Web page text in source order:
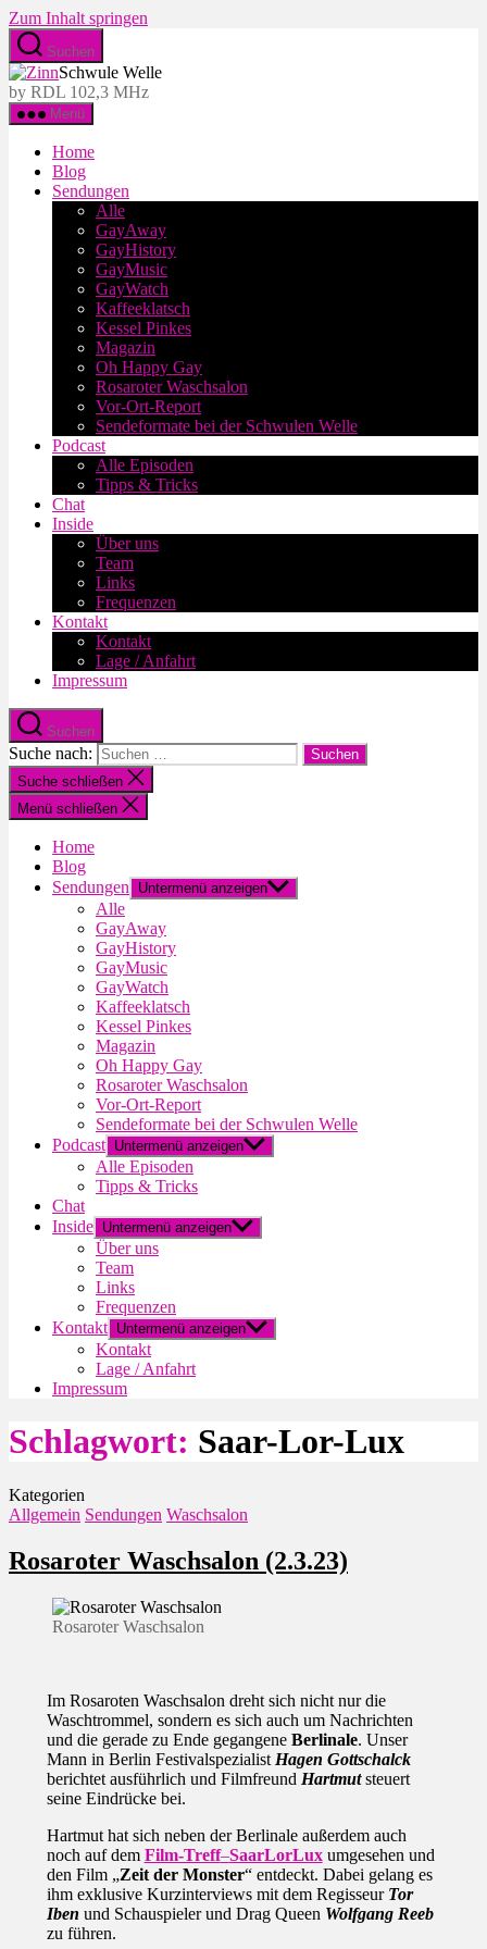
Zum Inhalt springen
Suchen
Schwule Welle
by RDL 102,3 MHz
Menü
Home
Blog
Sendungen
Alle
GayAway
GayHistory
GayMusic
GayWatch
Kaffeeklatsch
Kessel Pinkes
Magazin
Oh Happy Gay
Rosaroter Waschsalon
Vor-Ort-Report
Sendeformate bei der Schwulen Welle
Podcast
Alle Episoden
Tipps & Tricks
Chat
Inside
Über uns
Team
Links
Frequenzen
Kontakt
Kontakt
Lage / Anfahrt
Impressum
Suchen
Suche nach:
Suche schließen
Menü schließen
Home
Blog
Sendungen
Untermenü anzeigen
Alle
GayAway
GayHistory
GayMusic
GayWatch
Kaffeeklatsch
Kessel Pinkes
Magazin
Oh Happy Gay
Rosaroter Waschsalon
Vor-Ort-Report
Sendeformate bei der Schwulen Welle
Podcast Untermenü anzeigen
Alle Episoden
Tipps & Tricks
Chat
Inside Untermenü anzeigen
Über uns
Team
Links
Frequenzen
Kontakt Untermenü anzeigen
Kontakt
Lage / Anfahrt
Impressum
Schlagwort: Saar-Lor-Lux
Kategorien
Allgemein Sendungen Waschsalon
Rosaroter Waschsalon (2.3.23)
Rosaroter Waschsalon
Im Rosaroten Waschsalon dreht sich nicht nur die
Waschtrommel, sondern es sich auch um Nachrichten
und die gerade zu Ende gegangene Berlinale. Unser
Mann in Berlin Festivalspezialist Hagen Gottschalck
berichtet ausführlich und Filmfreund Hartmutsteuert
seine Eindrücke bei.
Hartmut hat sich neben der Berlinale außerdem auch
noch auf dem Film-Treff–SaarLorLuxumgesehen und
den Film „Zeit der Monster“ entdeckt. Dabei gelang es
ihm exklusive Kurzinterviews mit dem Regisseur Tor
Iben und Schauspieler und Drag Queen Wolfgang Reeb
zu führen.